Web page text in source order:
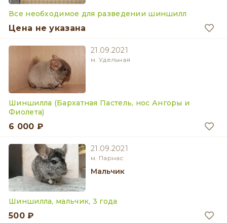
Все необходимое для разведении шиншилл
Цена не указана
21.09.2021
м. Удельная
Шиншилла (Бархатная Пастель, нос Ангоры и
Фиолета)
6 000 ₽
21.09.2021
м. Парнас
мальчик
Шиншилла, мальчик, 3 года
500 ₽